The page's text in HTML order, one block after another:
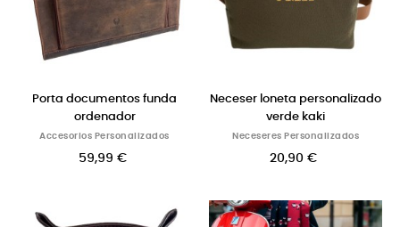
Porta documentos funda
ordenador
Accesorios Personalizados
59,99 €
Neceser loneta personalizado
verde kaki
Neceseres Personalizados
20,90 €